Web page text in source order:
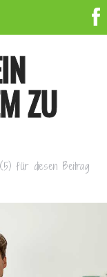
ZU
(5) für diesen Beitrag